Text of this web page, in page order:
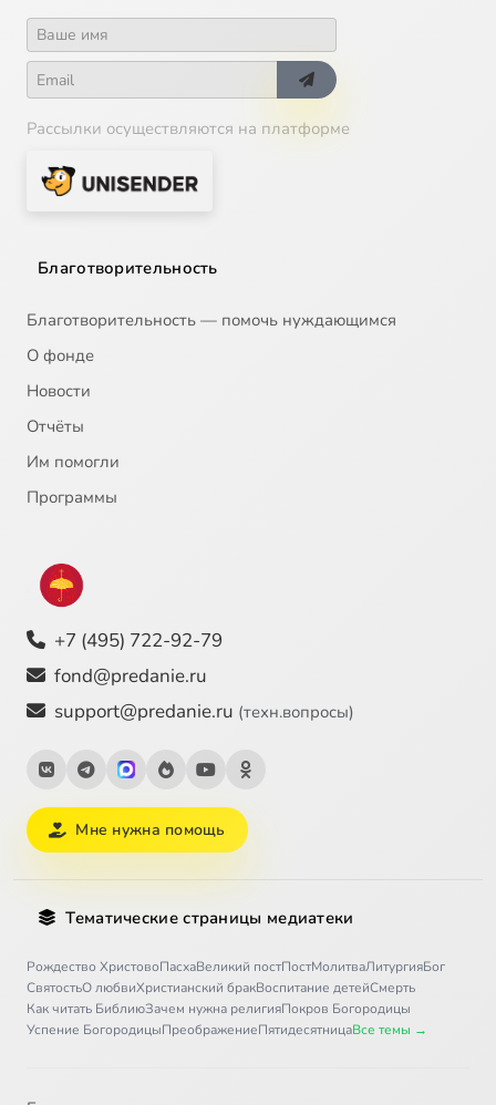
Рассылки осуществляются на платформе
Благотворительность
Благотворительность — помочь нуждающимся
О фонде
Новости
Отчёты
Им помогли
Программы
+7 (495) 722-92-79
fond@predanie.ru
support@predanie.ru (техн.вопросы)
Мне нужна помощь
Тематические страницы медиатеки
Рождество ХристовоПасхаВеликий постПостМолитваЛитургияБог
СвятостьО любвиХристианский бракВоспитание детейСмерть
Как читать БиблиюЗачем нужна религияПокров Богородицы
Успение БогородицыПреображениеПятидесятницаВсе темы →